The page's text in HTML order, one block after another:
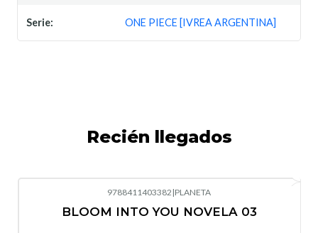
Serie: ONE PIECE [IVREA ARGENTINA]
Recién llegados
Nuevo
9788411403382 |PLANETA
BLOOM INTO YOU NOVELA 03